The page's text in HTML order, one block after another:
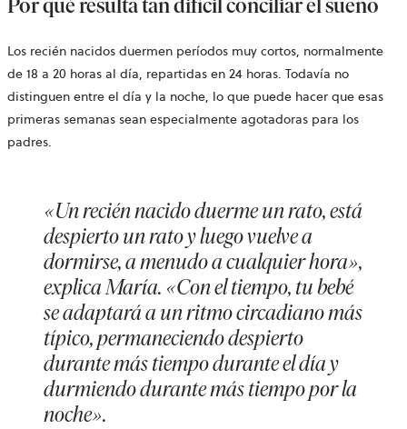
Por qué resulta tan difícil conciliar el sueño
Los recién nacidos duermen períodos muy cortos, normalmente
de 18 a 20 horas al día, repartidas en 24 horas. Todavía no
distinguen entre el día y la noche, lo que puede hacer que esas
primeras semanas sean especialmente agotadoras para los
padres.
«Un recién nacido duerme un rato, está
despierto un rato y luego vuelve a
dormirse, a menudo a cualquier hora»,
explica María. «Con el tiempo, tu bebé
se adaptará a un ritmo circadiano más
típico, permaneciendo despierto
durante más tiempo durante el día y
durmiendo durante más tiempo por la
noche».